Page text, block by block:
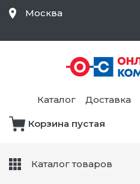
Москва
Каталог Доставка
Корзина пустая
Каталог товаров
Средства Контроля
Статического
Электричества и
Безопасности,
Товары для Чистых